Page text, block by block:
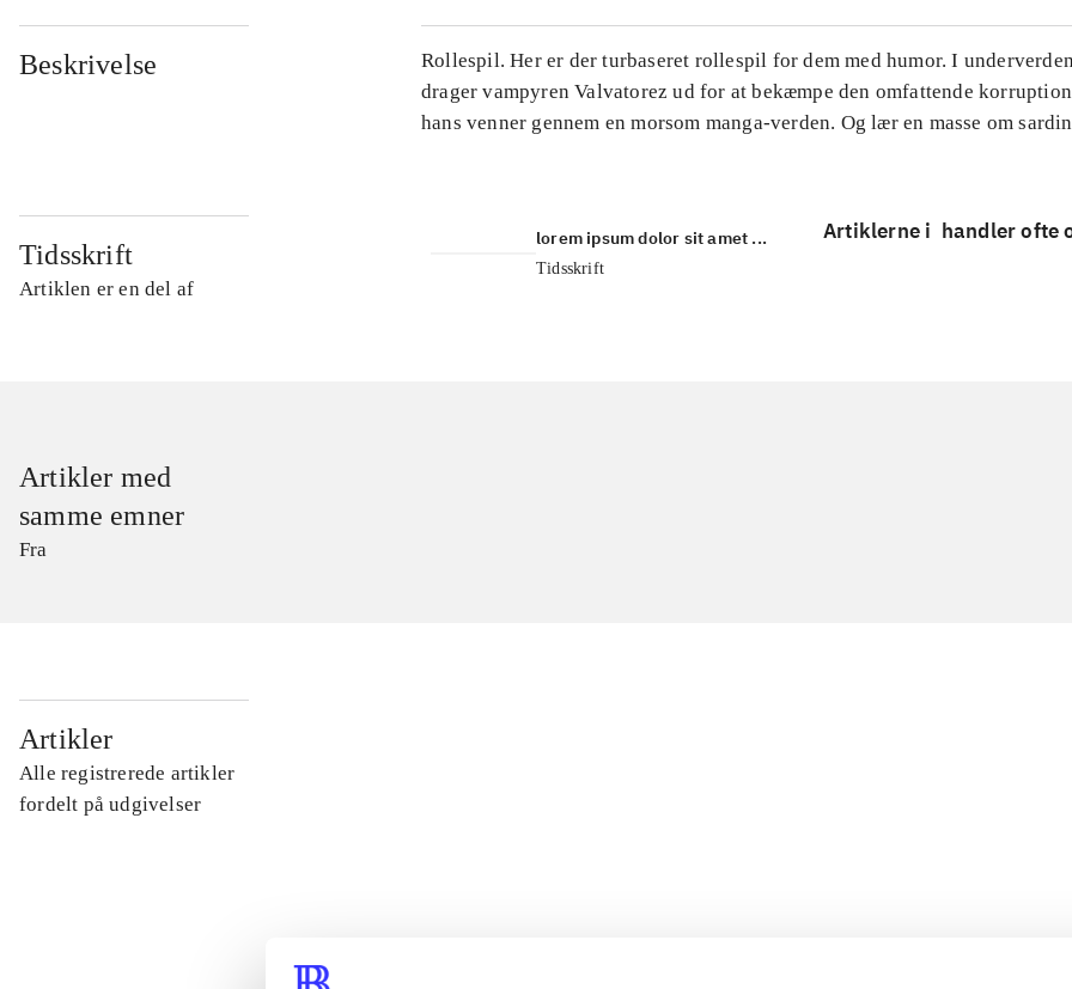
Beskrivelse
Rollespil. Her er der turbaseret rollespil for dem med humor. I
drager vampyren Valvatorez ud for at bekæmpe den omfattende
hans venner gennem en morsom manga-verden. Og lær en masse om
Tidsskrift
Artiklen er en del af
lorem ipsum dolor sit amet ...
Tidsskrift
Artiklerne i handler ofte
Artikler med
samme emner
Fra
Artikler
Alle registrerede artikler
fordelt på udgivelser